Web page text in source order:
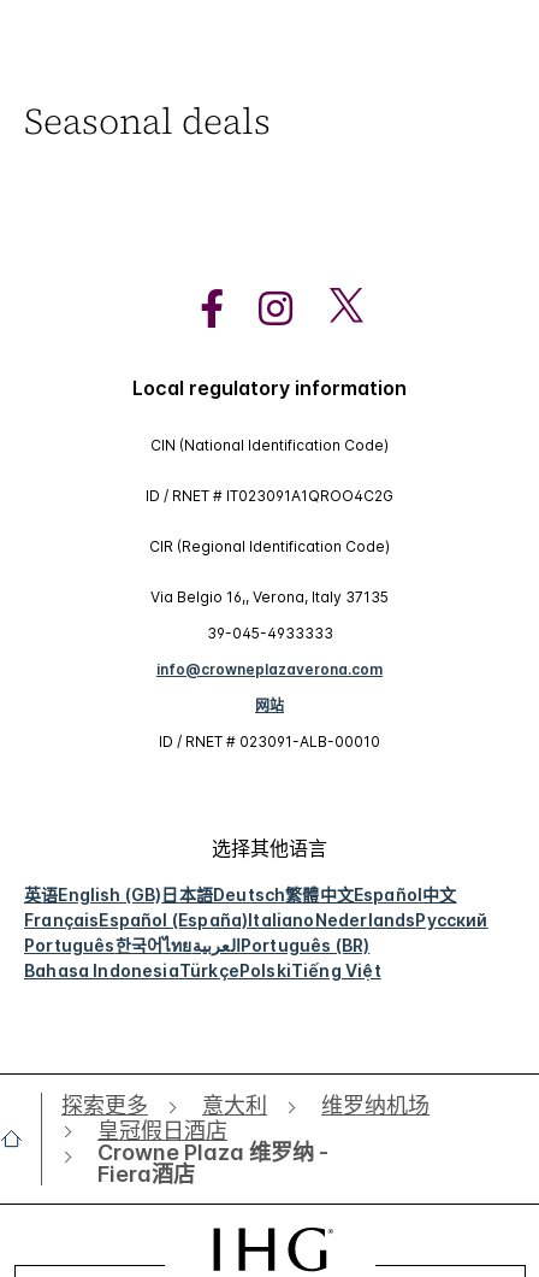
Seasonal deals
Local regulatory information
CIN (National Identification Code)
ID / RNET # IT023091A1QROO4C2G
CIR (Regional Identification Code)
Via Belgio 16,, Verona, Italy 37135
39-045-4933333
info@crowneplazaverona.com
网站
ID / RNET # 023091-ALB-00010
选择其他语言
英语English (GB)日本語Deutsch繁體中文Español中文
FrançaisEspañol (España)ItalianoNederlandsРусский
Português한국어ไทยالعربيةPortuguês (BR)
Bahasa IndonesiaTürkçePolskiTiếng Việt
探索更多 意大利
维罗纳机场
皇冠假日酒店
Crowne Plaza 维罗纳 -
Fiera酒店